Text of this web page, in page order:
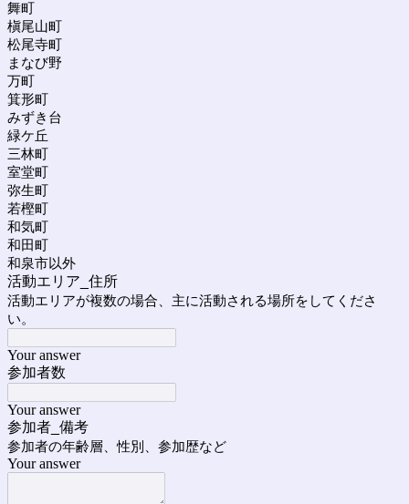
舞町
槇尾山町
松尾寺町
まなび野
万町
箕形町
みずき台
緑ケ丘
三林町
室堂町
弥生町
若樫町
和気町
和田町
和泉市以外
活動エリア_住所
活動エリアが複数の場合、主に活動される場所をしてくださ
い。
Your answer
参加者数
Your answer
参加者_備考
参加者の年齢層、性別、参加歴など
Your answer